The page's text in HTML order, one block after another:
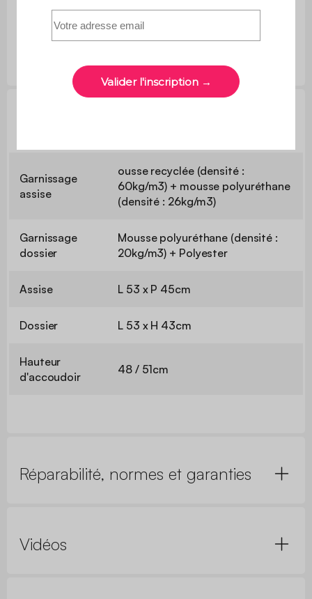
Epaisseur
dossier
5cm
Garnissage
assise
ousse recyclée (densité :
60kg/m3) + mousse polyuréthane
(densité : 26kg/m3)
Garnissage
dossier
Mousse polyuréthane (densité :
20kg/m3) + Polyester
Assise L 53 x P 45cm
Dossier L 53 x H 43cm
Hauteur
d'accoudoir
48 / 51cm
Réparabilité, normes et garanties
Vidéos